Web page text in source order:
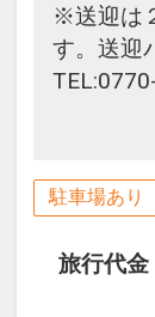
※送迎は
す。送迎
駐車場あり
旅行代金